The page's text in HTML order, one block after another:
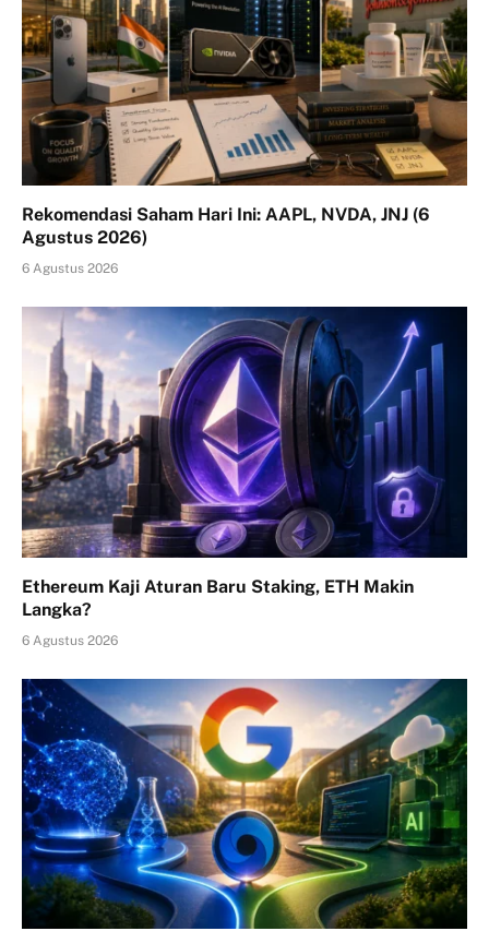
Rekomendasi Saham Hari Ini: AAPL, NVDA, JNJ (6
Agustus 2026)
6 Agustus 2026
Ethereum Kaji Aturan Baru Staking, ETH Makin
Langka?
6 Agustus 2026